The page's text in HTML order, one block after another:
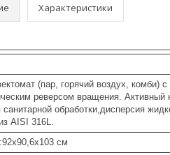
Характеристики
(пар, горячий воздух,
реверсом вращения. Активный
санитарной обработки,дисперсия
AISI 316L.
см